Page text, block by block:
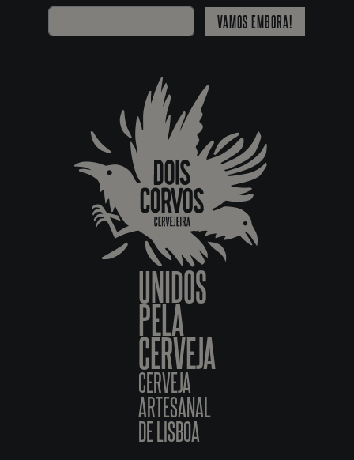
VAMOS EMBORA!
UNIDOS
PELA
CERVEJA
CERVEJA
ARTESANAL
DE LISBOA